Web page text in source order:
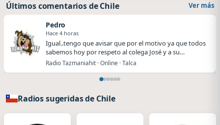
Últimos comentarios de Chile Ver más
Pedro
Hace 4 horas
Igual..tengo que avisar que por el motivo ya que todos
sabemos hoy por respeto al colega José y a su…
Radio Tazmaniahit · Online · Talca
Radios sugeridas de Chile